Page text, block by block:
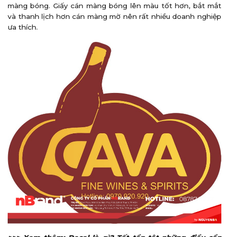
màng bóng. Giấy cán màng bóng lên màu tốt hơn, bắt mắt
và thanh lịch hơn cán màng mờ nên rất nhiều doanh nghiệp
ưa thích.